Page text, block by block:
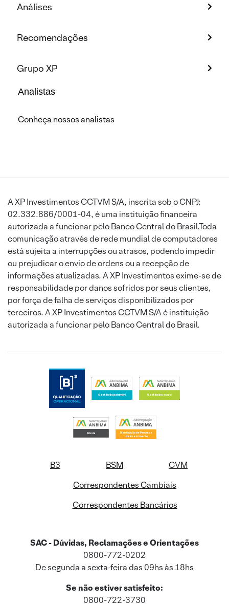
Análises
Recomendações
Grupo XP
Analistas
Conheça nossos analistas
A XP Investimentos CCTVM S/A, inscrita sob o CNPJ:
02.332.886/0001-04, é uma instituição financeira
autorizada a funcionar pelo Banco Central do Brasil.Toda
comunicação através de rede mundial de computadores
está sujeita a interrupções ou atrasos, podendo impedir
ou prejudicar o envio de ordens ou a recepção de
informações atualizadas. A XP Investimentos exime-se de
responsabilidade por danos sofridos por seus clientes,
por força de falha de serviços disponibilizados por
terceiros. A XP Investimentos CCTVM S/A é instituição
autorizada a funcionar pelo Banco Central do Brasil.
B3 BSM
CVM
Correspondentes Cambiais
Correspondentes Bancários
SAC - Dúvidas, Reclamações e Orientações
0800-772-0202
De segunda a sexta-feira das 09hs às 18hs
Se não estiver satisfeito:
0800-722-3730